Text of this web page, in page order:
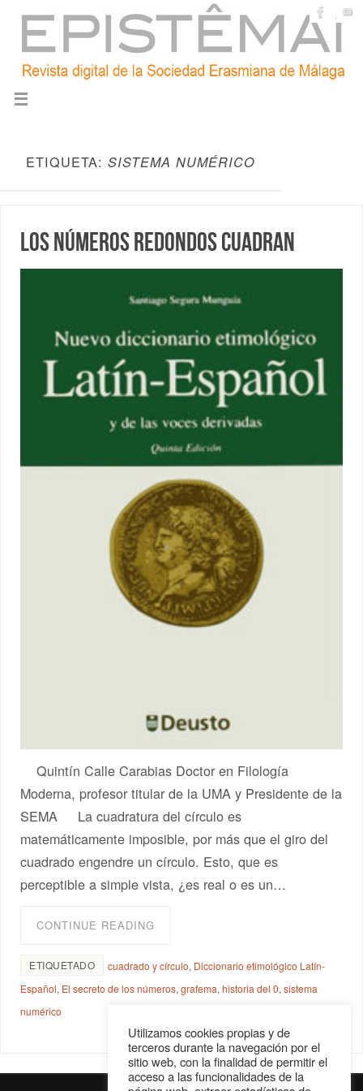
ETIQUETA: SISTEMA NUMÉRICO
Los números redondos cuadran
Quintín Calle Carabias Doctor en Filología
Moderna, profesor titular de la UMA y Presidente de la
SEMA La cuadratura del círculo es
matemáticamente imposible, por más que el giro del
cuadrado engendre un círculo. Esto, que es
perceptible a simple vista, ¿es real o es un…
CONTINUE READING
ETIQUETADO cuadrado y círculo, Diccionario etimológico Latín-
Español, El secreto de los números,grafema,historia del 0,sistema
numérico
Utilizamos cookies propias y de
terceros durante la navegación por el
sitio web, con la finalidad de permitir el
acceso a las funcionalidades de la